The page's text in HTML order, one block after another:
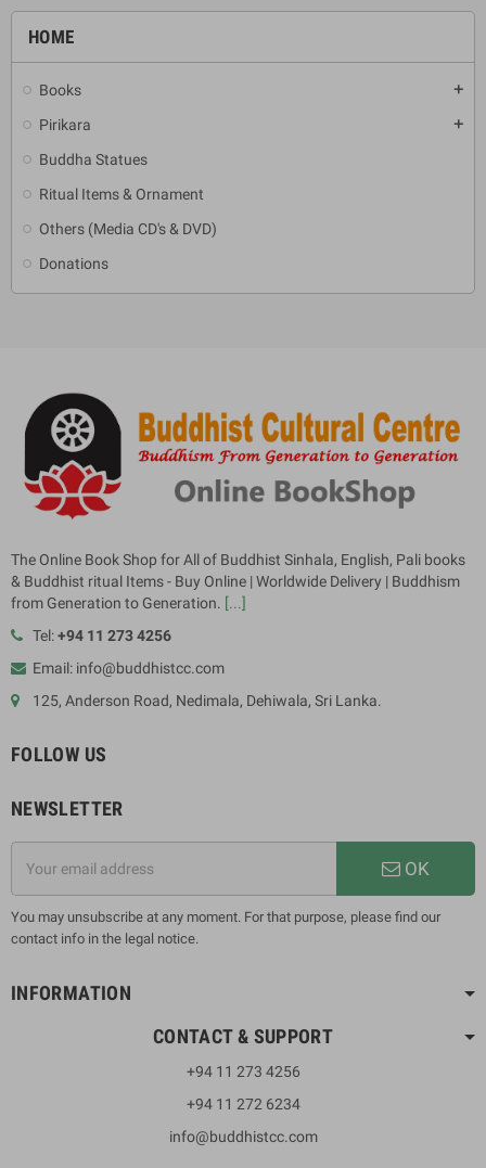
HOME
Books add
Pirikara add
Buddha Statues
Ritual Items & Ornament
Others (Media CD's & DVD)
Donations
The Online Book Shop for All of Buddhist Sinhala, English, Pali books
& Buddhist ritual Items - Buy Online | Worldwide Delivery | Buddhism
from Generation to Generation. [...]
Tel:+94 11 273 4256
Email: info@buddhistcc.com
125, Anderson Road, Nedimala, Dehiwala, Sri Lanka.
FOLLOW US
NEWSLETTER
OK
You may unsubscribe at any moment. For that purpose, please find our
contact info in the legal notice.
INFORMATION
CONTACT & SUPPORT
+94 11 273 4256
+94 11 272 6234
info@buddhistcc.com